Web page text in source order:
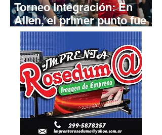
Torneo Integración: En
Allen, el primer punto fue
para el rojo